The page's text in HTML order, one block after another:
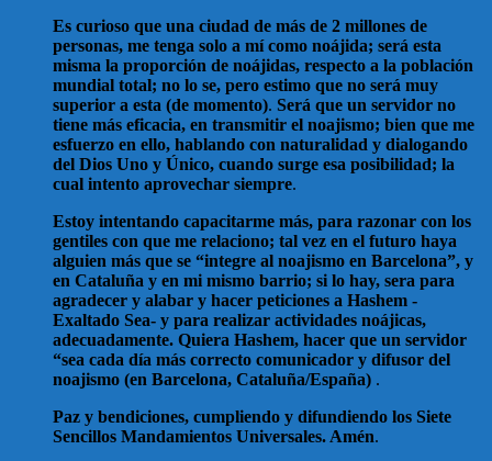
Es curioso que una ciudad de más de 2 millones de
personas, me tenga solo a mí como noájida; será esta
misma la proporción de noájidas, respecto a la población
mundial total; no lo se, pero estimo que no será muy
superior a esta (de momento). Será que un servidor no
tiene más eficacia, en transmitir el noajismo; bien que me
esfuerzo en ello, hablando con naturalidad y dialogando
del Dios Uno y Único, cuando surge esa posibilidad; la
cual intento aprovechar siempre.
Estoy intentando capacitarme más, para razonar con los
gentiles con que me relaciono; tal vez en el futuro haya
alguien más que se “integre al noajismo en Barcelona”, y
en Cataluña y en mi mismo barrio; si lo hay, sera para
agradecer y alabar y hacer peticiones a Hashem -
Exaltado Sea- y para realizar actividades noájicas,
adecuadamente. Quiera Hashem, hacer que un servidor
“sea cada día más correcto comunicador y difusor del
noajismo (en Barcelona, Cataluña/España) .
Paz y bendiciones, cumpliendo y difundiendo los Siete
Sencillos Mandamientos Universales. Amén.